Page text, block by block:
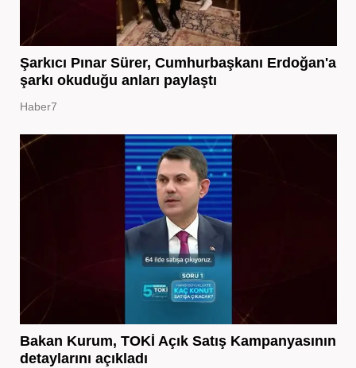
Şarkıcı Pınar Sürer, Cumhurbaşkanı Erdoğan'a
şarkı okuduğu anları paylaştı
Haber7
Bakan Kurum, TOKİ Açık Satış Kampanyasının
detaylarını açıkladı